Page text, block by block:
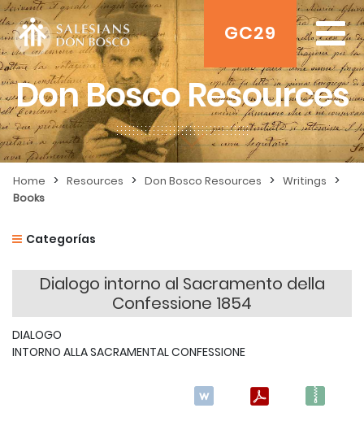
GC29
Don Bosco Resources
Home > Resources > Don Bosco Resources > Writings >
Books
Categorías
Dialogo intorno al Sacramento della
Confessione 1854
DIALOGO
INTORNO ALLA SACRAMENTAL CONFESSIONE